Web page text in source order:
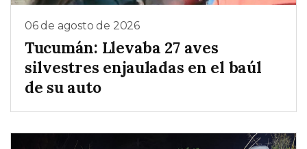
06 de agosto de 2026
Tucumán: Llevaba 27 aves
silvestres enjauladas en el baúl
de su auto